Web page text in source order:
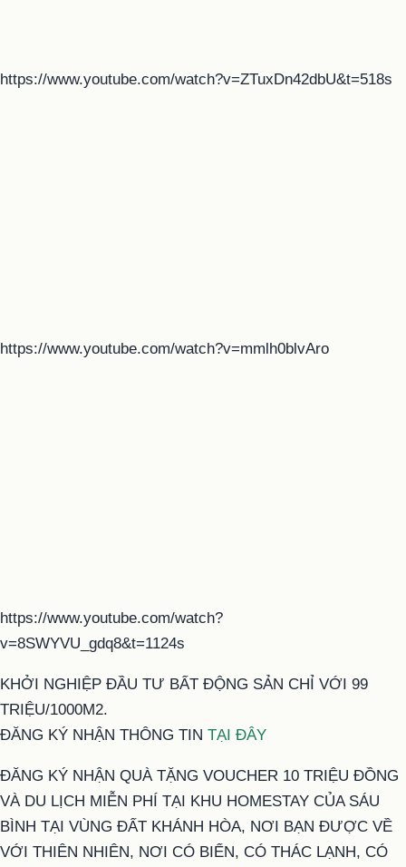
https://www.youtube.com/watch?v=ZTuxDn42dbU&t=518s
https://www.youtube.com/watch?v=mmlh0blvAro
https://www.youtube.com/watch?
v=8SWYVU_gdq8&t=1124s
KHỞI NGHIỆP ĐẦU TƯ BẤT ĐỘNG SẢN CHỈ VỚI 99
TRIỆU/1000M2.
ĐĂNG KÝ NHẬN THÔNG TIN TẠI ĐÂY
ĐĂNG KÝ NHẬN QUÀ TẶNG VOUCHER 10 TRIỆU ĐỒNG
VÀ DU LỊCH MIỄN PHÍ TẠI KHU HOMESTAY CỦA SÁU
BÌNH TẠI VÙNG ĐẤT KHÁNH HÒA, NƠI BẠN ĐƯỢC VỀ
VỚI THIÊN NHIÊN, NƠI CÓ BIỂN, CÓ THÁC LẠNH, CÓ